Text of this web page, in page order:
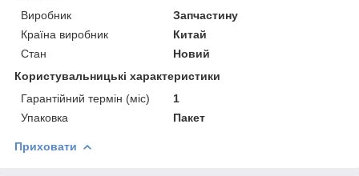
Виробник
Запчастину
Країна виробник
Китай
Стан
Новий
Користувальницькі характеристики
Гарантійний термін (міс)
1
Упаковка
Пакет
Приховати